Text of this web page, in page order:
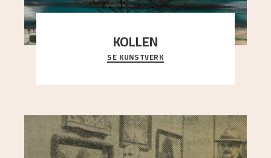
KOLLEN
Et ruvende fjell dominerer bildeflaten, og står i
sterk kontrast til det spinkle rognetreet ute
SE KUNSTVERK